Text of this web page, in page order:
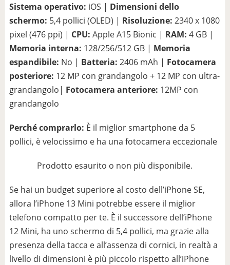
Sistema operativo: iOS | Dimensioni dello
schermo: 5,4 pollici (OLED) | Risoluzione: 2340 x 1080
pixel (476 ppi) | CPU: Apple A15 Bionic | RAM: 4 GB |
Memoria interna: 128/256/512 GB | Memoria
espandibile: No | Batteria: 2406 mAh | Fotocamera
posteriore: 12 MP con grandangolo + 12 MP con ultra-
grandangolo| Fotocamera anteriore: 12MP con
grandangolo
Perché comprarlo: È il miglior smartphone da 5
pollici, è velocissimo e ha una fotocamera eccezionale
Prodotto esaurito o non più disponibile.
Se hai un budget superiore al costo dell’iPhone SE,
allora l’iPhone 13 Mini potrebbe essere il miglior
telefono compatto per te. È il successore dell’iPhone
12 Mini, ha uno schermo di 5,4 pollici, ma grazie alla
presenza della tacca e all’assenza di cornici, in realtà a
livello di dimensioni è più piccolo rispetto all’iPhone